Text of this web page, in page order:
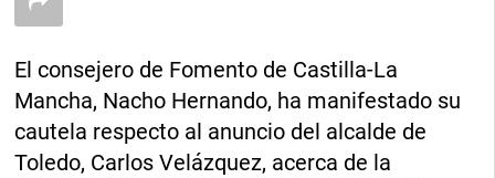
El consejero de Fomento de Castilla-La
Mancha, Nacho Hernando, ha manifestado su
cautela respecto al anuncio del alcalde de
Toledo, Carlos Velázquez, acerca de la